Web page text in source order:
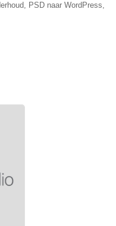
PSD naar WordPress,